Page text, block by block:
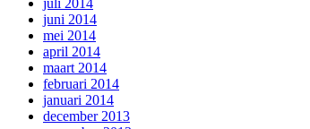
juli 2014
juni 2014
mei 2014
april 2014
maart 2014
februari 2014
januari 2014
december 2013